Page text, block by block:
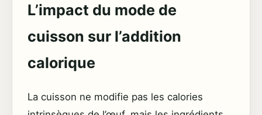
L’impact du mode de
cuisson sur l’addition
calorique
La cuisson ne modifie pas les calories